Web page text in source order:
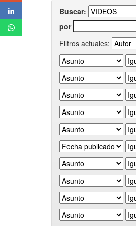
Buscar:
por
Filtros actuales: